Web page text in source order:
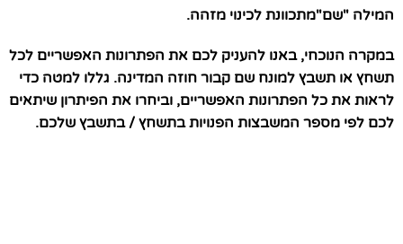
המילה "שם"מתכוונת לכינוי מזהה.
במקרה הנוכחי, באנו להעניק לכם את הפתרונות האפשריים לכל
תשחץ או תשבץ למונח שם קבור חוזה המדינה. גללו למטה כדי
לראות את כל הפתרונות האפשריים, וביחרו את הפיתרון שיתאים
לכם לפי מספר המשבצות הפנויות בתשחץ / בתשבץ שלכם.